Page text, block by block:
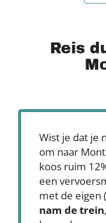
Reis
Wist je dat je
om naar
koos ruim
een
met de eigen
nam de trein